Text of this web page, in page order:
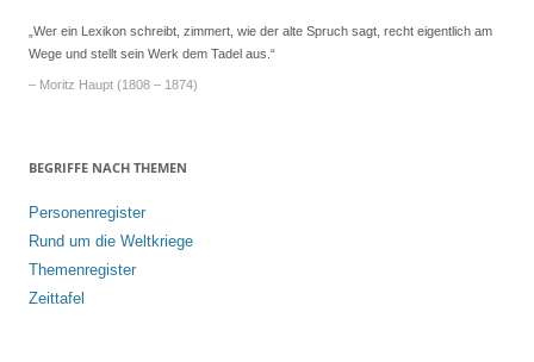
„Wer ein Lexikon schreibt, zimmert, wie der alte Spruch sagt, recht eigentlich am
Wege und stellt sein Werk dem Tadel aus.“
– Moritz Haupt (1808 – 1874)
BEGRIFFE NACH THEMEN
Personenregister
Rund um die Weltkriege
Themenregister
Zeittafel